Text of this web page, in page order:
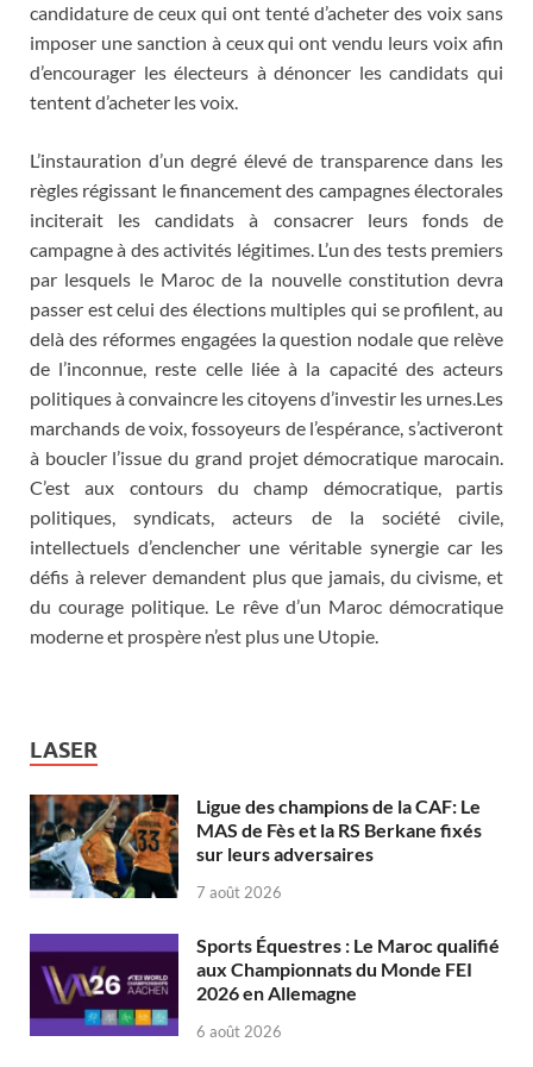
candidature de ceux qui ont tenté d’acheter des voix sans
imposer une sanction à ceux qui ont vendu leurs voix afin
d’encourager les électeurs à dénoncer les candidats qui
tentent d’acheter les voix.
L’instauration d’un degré élevé de transparence dans les
règles régissant le financement des campagnes électorales
inciterait les candidats à consacrer leurs fonds de
campagne à des activités légitimes. L’un des tests premiers
par lesquels le Maroc de la nouvelle constitution devra
passer est celui des élections multiples qui se profilent, au
delà des réformes engagées la question nodale que relève
de l’inconnue, reste celle liée à la capacité des acteurs
politiques à convaincre les citoyens d’investir les urnes.Les
marchands de voix, fossoyeurs de l’espérance, s’activeront
à boucler l’issue du grand projet démocratique marocain.
C’est aux contours du champ démocratique, partis
politiques, syndicats, acteurs de la société civile,
intellectuels d’enclencher une véritable synergie car les
défis à relever demandent plus que jamais, du civisme, et
du courage politique. Le rêve d’un Maroc démocratique
moderne et prospère n’est plus une Utopie.
LASER
Ligue des champions de la CAF: Le
MAS de Fès et la RS Berkane fixés
sur leurs adversaires
7 août 2026
Sports Équestres : Le Maroc qualifié
aux Championnats du Monde FEI
2026 en Allemagne
6 août 2026